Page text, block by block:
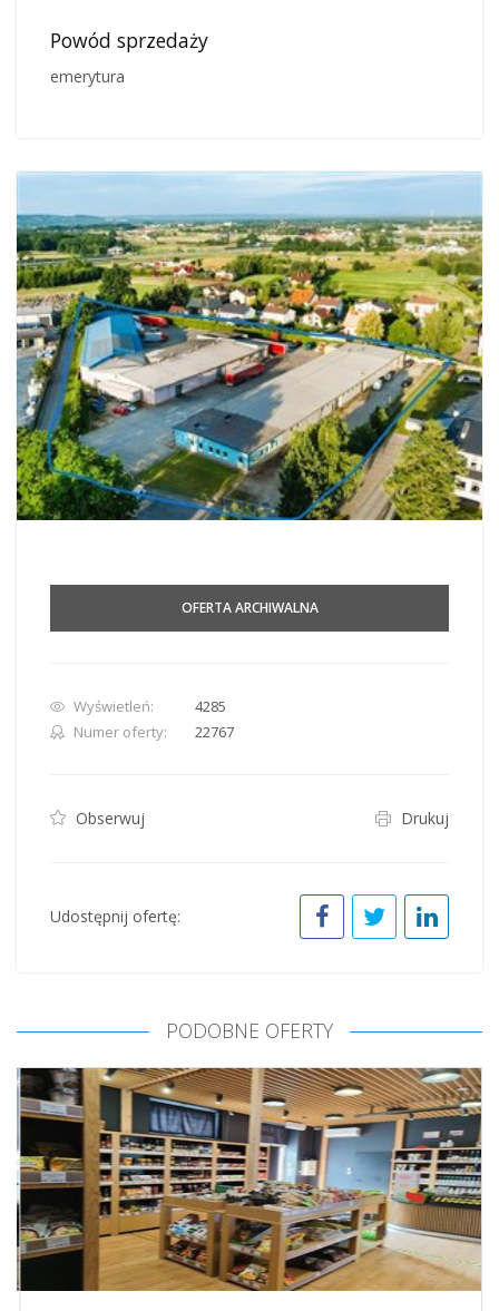
Powód sprzedaży
emerytura
OFERTA ARCHIWALNA
Wyświetleń:
4285
Numer oferty:
22767
Obserwuj Drukuj
Udostępnij ofertę:
PODOBNE OFERTY